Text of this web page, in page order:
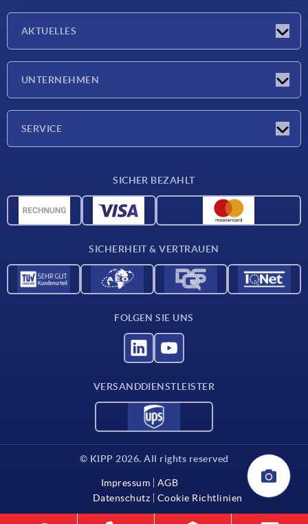
AKTUELLES
UNTERNEHMEN
SERVICE
CAD-Daten
SICHER BEZAHLT
SICHERHEIT & VERTRAUEN
FOLGEN SIE UNS
VERSANDDIENSTLEISTER
© KIPP 2026. All rights reserved
Impressum
AGB
Datenschutz
Cookie Richtlinien